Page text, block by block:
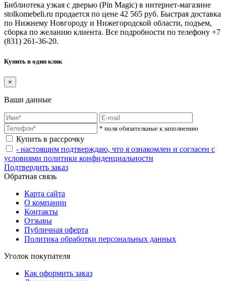
Библиотека узкая с дверью (Pin Magic) в интернет-магазине
stolkomebeli.ru продается по цене 42 565 руб. Быстрая доставка
по Нижнему Новгороду и Нижегородской области, подъем,
сборка по желанию клиента. Все подробности по телефону +7
(831) 261-36-20.
Купить в один клик
×
Ваши данные
* поля обязательные к заполнению
Купить в рассрочку
- настоящим подтверждаю, что я ознакомлен и согласен с
условиями политики конфиденциальности
Подтвердить заказ
Обратная связь
Карта сайта
О компании
Контакты
Отзывы
Публичная оферта
Политика обработки персональных данных
Уголок покупателя
Как оформить заказ